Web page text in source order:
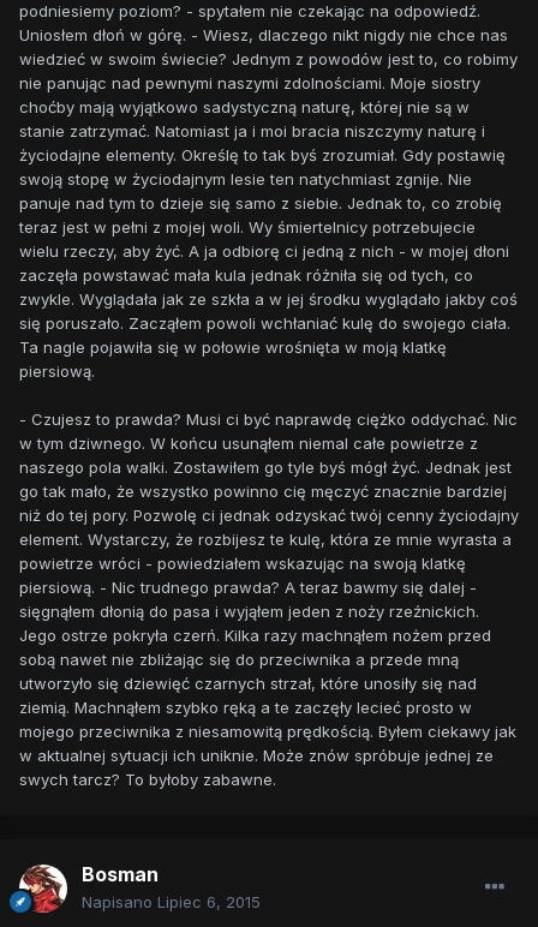
podniesiemy poziom? - spytałem nie czekając na odpowiedź.
Uniosłem dłoń w górę. - Wiesz, dlaczego nikt nigdy nie chce nas
wiedzieć w swoim świecie? Jednym z powodów jest to, co robimy
nie panując nad pewnymi naszymi zdolnościami. Moje siostry
choćby mają wyjątkowo sadystyczną naturę, której nie są w
stanie zatrzymać. Natomiast ja i moi bracia niszczymy naturę i
życiodajne elementy. Określę to tak byś zrozumiał. Gdy postawię
swoją stopę w życiodajnym lesie ten natychmiast zgnije. Nie
panuje nad tym to dzieje się samo z siebie. Jednak to, co zrobię
teraz jest w pełni z mojej woli. Wy śmiertelnicy potrzebujecie
wielu rzeczy, aby żyć. A ja odbiorę ci jedną z nich - w mojej dłoni
zaczęła powstawać mała kula jednak różniła się od tych, co
zwykle. Wyglądała jak ze szkła a w jej środku wyglądało jakby coś
się poruszało. Zacząłem powoli wchłaniać kulę do swojego ciała.
Ta nagle pojawiła się w połowie wrośnięta w moją klatkę
piersiową.
- Czujesz to prawda? Musi ci być naprawdę ciężko oddychać. Nic
w tym dziwnego. W końcu usunąłem niemal całe powietrze z
naszego pola walki. Zostawiłem go tyle byś mógł żyć. Jednak jest
go tak mało, że wszystko powinno cię męczyć znacznie bardziej
niż do tej pory. Pozwolę ci jednak odzyskać twój cenny życiodajny
element. Wystarczy, że rozbijesz te kulę, która ze mnie wyrasta a
powietrze wróci - powiedziałem wskazując na swoją klatkę
piersiową. - Nic trudnego prawda? A teraz bawmy się dalej -
sięgnąłem dłonią do pasa i wyjąłem jeden z noży rzeźnickich.
Jego ostrze pokryła czerń. Kilka razy machnąłem nożem przed
sobą nawet nie zbliżając się do przeciwnika a przede mną
utworzyło się dziewięć czarnych strzał, które unosiły się nad
ziemią. Machnąłem szybko ręką a te zaczęły lecieć prosto w
mojego przeciwnika z niesamowitą prędkością. Byłem ciekawy jak
w aktualnej sytuacji ich uniknie. Może znów spróbuje jednej ze
swych tarcz? To byłoby zabawne.
Bosman
Napisano Lipiec 6, 2015